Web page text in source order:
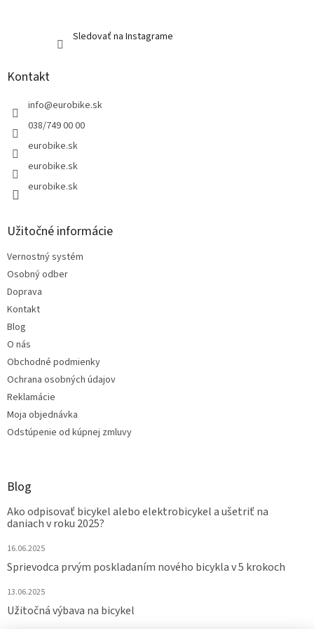
Sledovať na Instagrame
Kontakt
info@eurobike.sk
038/749 00 00
eurobike.sk
eurobike.sk
eurobike.sk
Užitočné informácie
Vernostný systém
Osobný odber
Doprava
Kontakt
Blog
O nás
Obchodné podmienky
Ochrana osobných údajov
Reklamácie
Moja objednávka
Odstúpenie od kúpnej zmluvy
Blog
Ako odpisovať bicykel alebo elektrobicykel a ušetriť na
daniach v roku 2025?
16.06.2025
Sprievodca prvým poskladaním nového bicykla v 5 krokoch
13.06.2025
Užitočná výbava na bicykel